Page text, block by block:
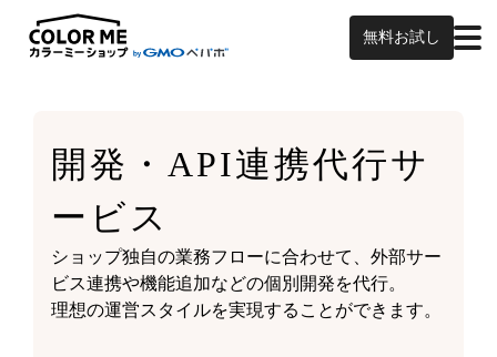
無料お試し
開発・API連携代行サ
ービス
ショップ独自の業務フローに合わせて、外部サー
ビス連携や機能追加などの個別開発を代行。
理想の運営スタイルを実現することができます。